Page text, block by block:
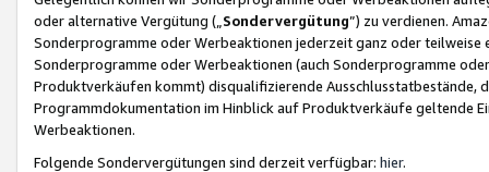
oder alternative Vergütung („ Sondervergütung”) zu verdienen.
Sonderprogramme oder Werbeaktionen jederzeit ganz oder
Sonderprogramme oder Werbeaktionen (auch Sonderprogramme
Produktverkäufen kommt) disqualifizierende Ausschlusstatbestände,
Programmdokumentation im Hinblick auf Produktverkäufe geltende
Werbeaktionen.
Folgende Sondervergütungen sind derzeit verfügbar: hier.